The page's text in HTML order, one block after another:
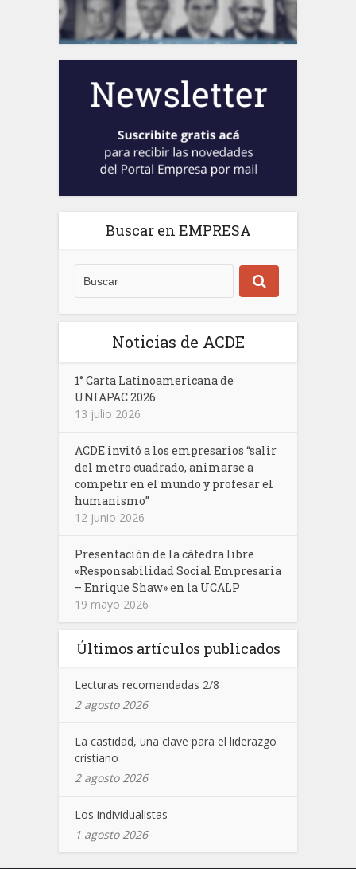
Buscar en EMPRESA
Noticias de ACDE
1° Carta Latinoamericana de
UNIAPAC 2026
13 julio 2026
ACDE invitó a los empresarios “salir
del metro cuadrado, animarse a
competir en el mundo y profesar el
humanismo”
12 junio 2026
Presentación de la cátedra libre
«Responsabilidad Social Empresaria
– Enrique Shaw» en la UCALP
19 mayo 2026
Últimos artículos publicados
Lecturas recomendadas 2/8
2 agosto 2026
La castidad, una clave para el liderazgo
cristiano
2 agosto 2026
Los individualistas
1 agosto 2026